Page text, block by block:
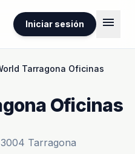
Iniciar sesión menu
Tarragona Oficinas
Oficinas
Tarragona